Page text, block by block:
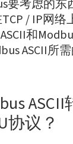
要考虑的东
/ IP网
和
ASCII所
ASCII
协议？